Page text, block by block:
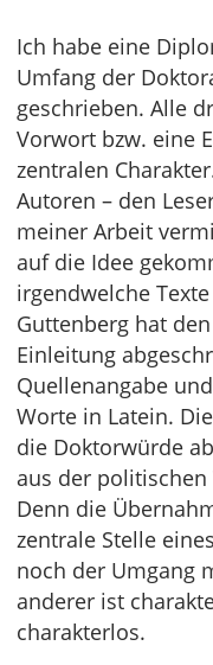
Ich habe eine
Umfang der
geschrieben. Alle
Vorwort bzw. eine
zentralen
Autoren – den
meiner Arbeit
auf die Idee
irgendwelche
Guttenberg hat
Einleitung
Quellenangabe
Worte in Latein.
die Doktorwürde
aus der
Denn die
zentrale Stelle
noch der Umgang
anderer ist
charakterlos.